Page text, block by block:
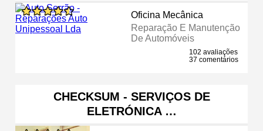
Oficina Mecânica
Reparação E Manutenção
De Automóveis
102 avaliações
37 comentários
CHECKSUM - SERVIÇOS DE
ELETRÓNICA …